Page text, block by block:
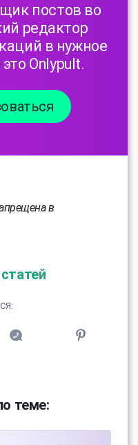
постов во
редактор
в нужное
Onlypult.
в
теме: